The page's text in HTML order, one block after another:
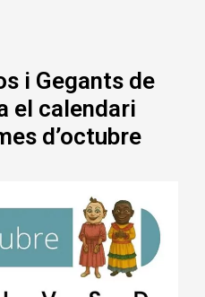
i Gegants de
el calendari
d’octubre